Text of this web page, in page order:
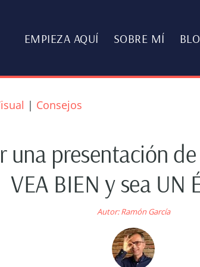
EMPIEZA AQUÍ SOBRE MÍ
| Consejos
una presentación
VEA BIEN y sea UN
Autor:Ramón García